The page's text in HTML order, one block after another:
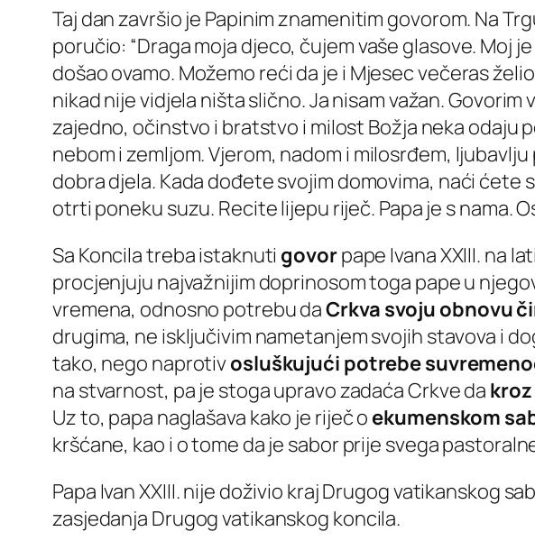
Taj dan završio je Papinim znamenitim govorom. Na
poručio: “Draga moja djeco, čujem vaše glasove. Moj
došao ovamo. Možemo reći da je i Mjesec večeras
nikad nije vidjela ništa slično. Ja nisam važan.
zajedno, očinstvo i bratstvo i milost Božja neka odaju
nebom i zemljom. Vjerom, nadom i milosrđem,
dobra djela. Kada dođete svojim domovima, naći
otrti poneku suzu. Recite lijepu riječ. Papa je s nama.
Sa Koncila treba istaknuti govorpape Ivana XXIII. na
procjenjuju najvažnijim doprinosom toga pape u
vremena, odnosno potrebu daCrkva svoju obnovu
drugima, ne isključivim nametanjem svojih stavova i
tako, nego naprotivosluškujući potrebe
na stvarnost, pa je stoga upravo zadaća Crkve da
Uz to, papa naglašava kako je riječ o ekumenskom
kršćane, kao i o tome da je sabor prije svega
Papa Ivan XXIII. nije doživio kraj Drugog vatikanskog
zasjedanja Drugog vatikanskog koncila.